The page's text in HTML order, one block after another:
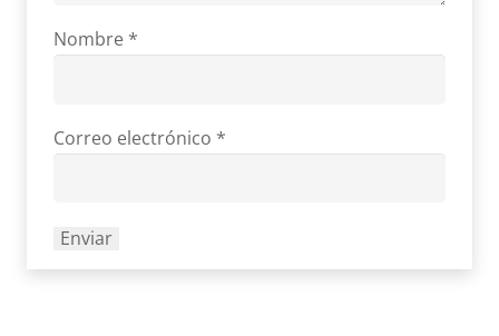
Nombre *
Correo electrónico *